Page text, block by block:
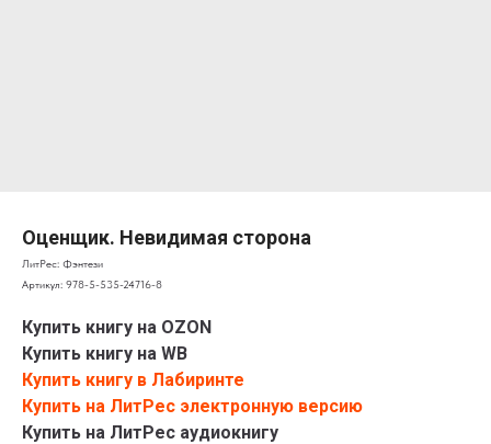
Оценщик. Невидимая сторона
ЛитРес: Фэнтези
Артикул: 978-5-535-24716-8
Купить книгу на OZON
Купить книгу на WB
Купить книгу в Лабиринте
Купить на ЛитРес электронную версию
Купить на ЛитРес аудиокнигу